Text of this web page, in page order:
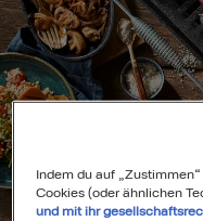
Indem du auf
Cookies (oder ähnlichen
und mit ihr